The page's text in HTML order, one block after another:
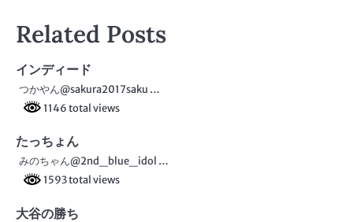
ゲ
ー
シ
ン
Related Posts
インディード
つかやん@sakura2017saku …
1146 total views
たっちょん
みのちゃん@2nd_blue_idol …
1593 total views
大谷の勝ち